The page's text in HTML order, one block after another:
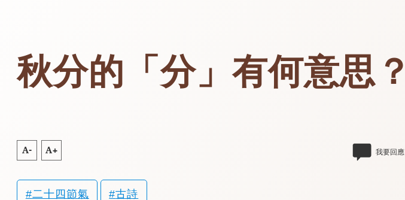
秋分的「分」有何意思？
A- A+ 我要回應
二十四節氣 古詩